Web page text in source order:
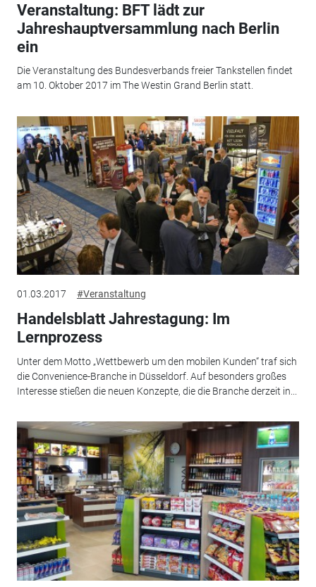
Veranstaltung: BFT lädt zur
Jahreshauptversammlung nach Berlin
ein
Die Veranstaltung des Bundesverbands freier Tankstellen findet
am 10. Oktober 2017 im The Westin Grand Berlin statt.
01.03.2017 #Veranstaltung
Handelsblatt Jahrestagung: Im
Lernprozess
Unter dem Motto „Wettbewerb um den mobilen Kunden“ traf sich
die Convenience-Branche in Düsseldorf. Auf besonders großes
Interesse stießen die neuen Konzepte, die die Branche derzeit in...